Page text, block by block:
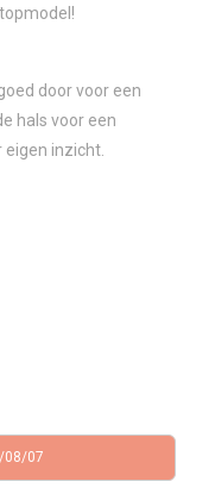
door voor een
hals voor een
inzicht.
08/07